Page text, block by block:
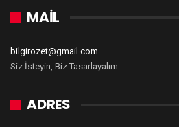
MAİL
bilgirozet@gmail.com
Siz İsteyin, Biz Tasarlayalım
ADRES